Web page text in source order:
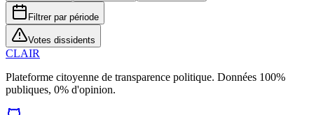
Filtrer par période
Votes dissidents
CLAIR
Plateforme citoyenne de transparence politique. Données 100%
publiques, 0% d'opinion.